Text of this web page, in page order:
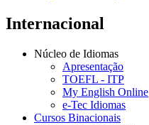
Internacional
Núcleo de Idiomas
Apresentação
TOEFL - ITP
My English Online
e-Tec Idiomas
Cursos Binacionais